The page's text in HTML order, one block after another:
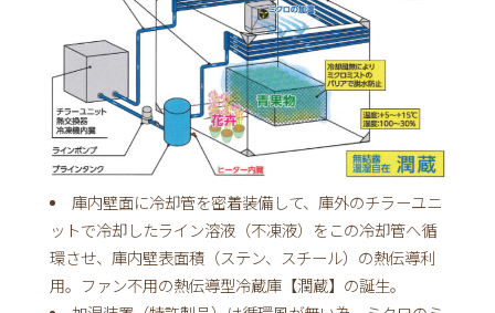
庫内壁面に冷却管を密着装備して、庫外のチラーユニ
ットで冷却したライン溶液（不凍液）をこの冷却管へ循
環させ、庫内壁表面積（ステン、スチール）の熱伝導利
用。ファン不用の熱伝導型冷蔵庫【潤蔵】の誕生。